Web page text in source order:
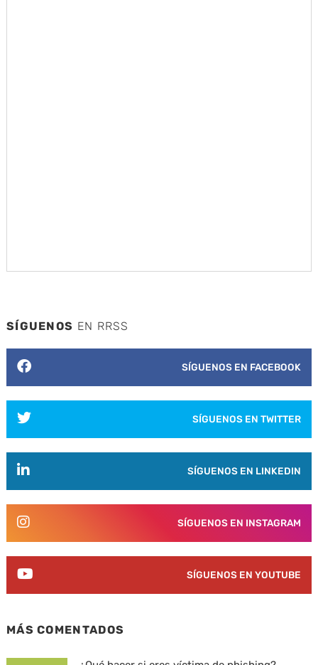
SÍGUENOS EN RRSS
SÍGUENOS EN FACEBOOK
SÍGUENOS EN TWITTER
SÍGUENOS EN LINKEDIN
SÍGUENOS EN INSTAGRAM
SÍGUENOS EN YOUTUBE
MÁS COMENTADOS